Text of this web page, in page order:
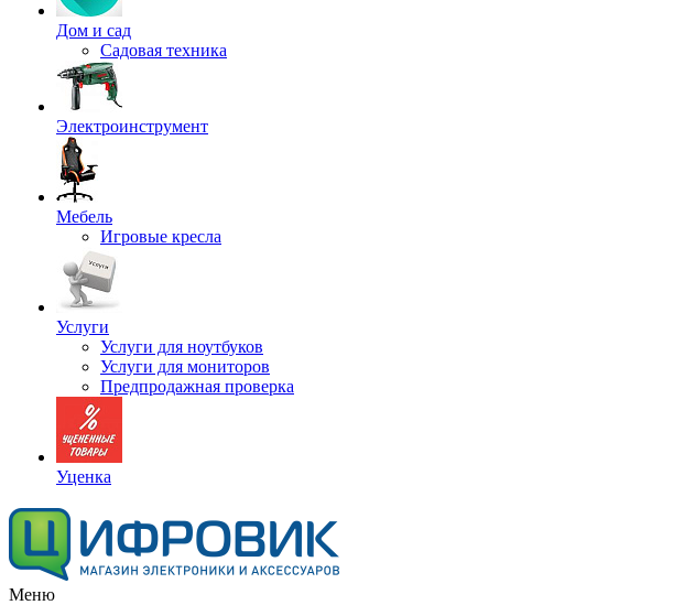
Дом и сад
Садовая техника
Электроинструмент
Мебель
Игровые кресла
Услуги
Услуги для ноутбуков
Услуги для мониторов
Предпродажная проверка
Уценка
Меню